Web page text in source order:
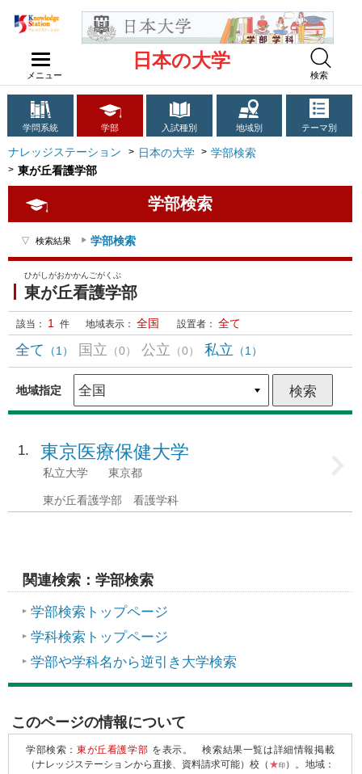
メニュー
日本の大学
検索
学問系統 学部 入試種別 地域別 テーマ別
ナレッジステーション 日本の大学
学部検索
東が丘看護学部
学部検索
検索結果 学部検索
ひがしがおかかんごがくぶ
東が丘看護学部
該当： 1 件 地域表示： 全国 設置者： 全て
全て （1） 国立 （0） 公立 （0） 私立 （1）
地域指定
1 東京医療保健大学
私立大学 東京都
東が丘看護学部 看護学科
関連検索：学部検索
学部検索トップページ
学科検索トップページ
学部や学科名から逆引き大学検索
このページの情報について
学部検索： 東が丘看護学部 を表示。
検索結果一覧は詳細情報掲載
（ナレッジステーションから直接、資料請求可能）校（ ★印 ）。地域：